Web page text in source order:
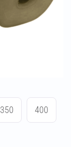
350 400